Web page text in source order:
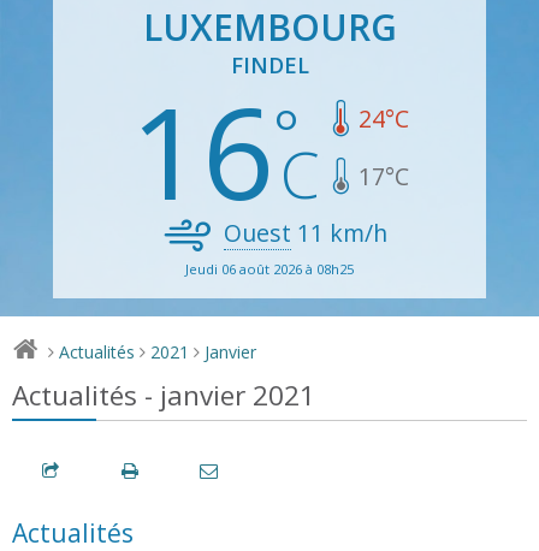
LUXEMBOURG
FINDEL
16 24°C
17°C
Ouest 11 km/h
Jeudi 06 août 2026 à 08h25
> Actualités > 2021 > Janvier
Actualités - janvier 2021
Actualités